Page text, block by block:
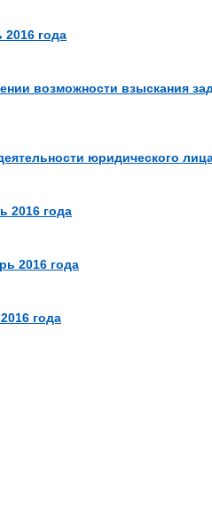
2016 года
возможности взыскания
юридического
2016 года
2016 года
года